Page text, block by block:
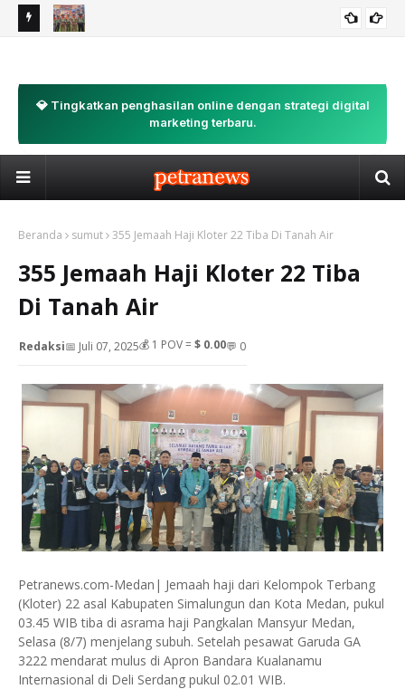
LAHIRKAN KADER TANGGUH
💎 Tingkatkan penghasilan online dengan strategi digital
marketing terbaru.
Beranda sumut 355 Jemaah Haji Kloter 22 Tiba Di Tanah Air
355 Jemaah Haji Kloter 22 Tiba
Di Tanah Air
Redaksi📅 Juli 07, 2025💰 1 POV = $ 0.00💬 0
Petranews.com-Medan| Jemaah haji dari Kelompok Terbang
(Kloter) 22 asal Kabupaten Simalungun dan Kota Medan, pukul
03.45 WIB tiba di asrama haji Pangkalan Mansyur Medan,
Selasa (8/7) menjelang subuh. Setelah pesawat Garuda GA
3222 mendarat mulus di Apron Bandara Kualanamu
Internasional di Deli Serdang pukul 02.01 WIB.